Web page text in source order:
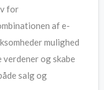
for
af e-
mulighed
og skabe
salg og